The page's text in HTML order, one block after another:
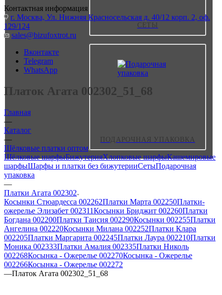
СЕТЫ
ПОДАРОЧНАЯ УПАКОВКА
Контактная информация
г. Москва, Ул. Нижняя Красносельская д. 40/12 корп. 2, оф.
129/124
sales@bizufoxtrot.ru
Вконтакте
Telegram
WhatsApp
Платок Агата 002302_51_68
Главная
—
Каталог
—
Шёлковые платки оптом
Шёлковые шарфыБижутерияХлопковые шарфыКашемировые
шарфыШарфы и платки без бижутерииСетыПодарочная
упаковка
—
Платки Агата 002302
Косынки Стюардесса 002262Платки Марта 002250Платки-
ожерелье Элизабет 002311Косынки Бриджит 002260Платки
Богдана 002200Платки Таисия 002290Косынки 002255Платки
Ангелина 002220Косынки Милана 002252Платки Клара
002205Платки Маргарита 002245Платки Лаура 002210Платки
Моника 002333Платки Амалия 002335Платки Николь
002268Косынка - Ожерелье 002270Косынка - Ожерелье
002266Косынка - Ожерелье 002272
—Платок Агата 002302_51_68